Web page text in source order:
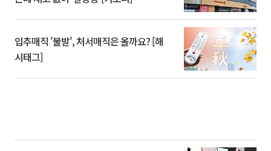
입추매직 '불발', 처서매직은 올까요? [해
시태그]